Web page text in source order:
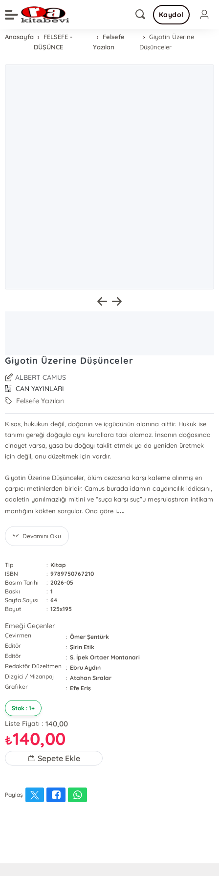
Kaydol
Anasayfa
FELSEFE -
DÜŞÜNCE
Felsefe
Yazıları
Giyotin Üzerine
Düşünceler
Giyotin Üzerine Düşünceler
ALBERT CAMUS
CAN YAYINLARI
Felsefe Yazıları
Kısas, hukukun değil, doğanın ve içgüdünün alanına aittir. Hukuk ise
tanımı gereği doğayla aynı kurallara tabi olamaz. İnsanın doğasında
cinayet varsa, yasa bu doğayı taklit etmek ya da yeniden üretmek
için değil, onu düzeltmek için vardır.
Giyotin Üzerine Düşünceler, ölüm cezasına karşı kaleme alınmış en
çarpıcı metinlerden biridir. Camus burada idamın caydırıcılık iddiasını,
adaletin yanılmazlığı mitini ve “suça karşı suç”u meşrulaştıran intikam
mantığını kökten sorgular. Ona göre i...
Devamını Oku
Tip : Kitap
ISBN
: 9789750767210
Basım Tarihi
: 2026-05
Baskı
: 1
Sayfa Sayısı
: 64
Boyut
: 125x195
Emeği Geçenler
Çevirmen : Ömer Şentürk
Editör
: Şirin Etik
Editör
: S. İpek Ortaer Montanari
Redaktör Düzeltmen
: Ebru Aydın
Dizgici / Mizanpaj
: Atahan Sıralar
Grafiker
: Efe Eriş
Stok : 1+
Liste Fiyatı : 140,00
₺140,00
Sepete Ekle
Paylaş